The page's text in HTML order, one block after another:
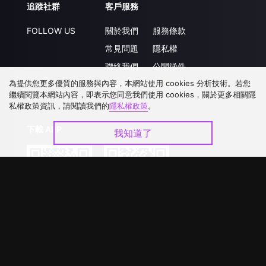
追蹤社群
FOLLOW US
客戶服務
關於我們
常見問題
聯絡我們
升級VIP
服務條款
隱私權
公開徵件
合作洽談
為提供您更多優質的服務與內容，本網站使用 cookies 分析技術。若您
繼續閱覽本網站內容，即表示您同意我們使用 cookies，關於更多相關隱
私權政策資訊，請閱讀我們的隱私權政策。
我知道了